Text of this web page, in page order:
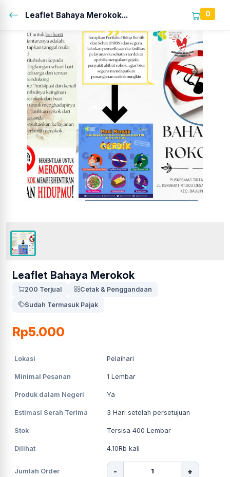
Leaflet Bahaya Merokok... 0
Leaflet Bahaya Merokok
200 Terjual
Cetak & Penggandaan
Sudah Termasuk Pajak
Rp5.000
Lokasi Pelaihari
Minimal Pesanan 1 Lembar
Produk dalam Negeri Ya
Estimasi Serah Terima 3 Hari setelah persetujuan
Stok Tersisa 400 Lembar
Dilihat 4.10Rb kali
Jumlah Order - +